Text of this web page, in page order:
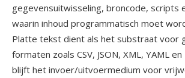
gegevensuitwisseling, broncode, scripts
waarin inhoud programmatisch moet
Platte tekst dient als het substraat voor
formaten zoals CSV, JSON, XML, YAML
blijft het invoer/uitvoermedium voor